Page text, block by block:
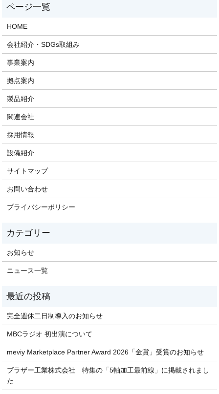
HOME
会社紹介・SDGs取組み
事業案内
拠点案内
製品紹介
関連会社
採用情報
設備紹介
サイトマップ
お問い合わせ
プライバシーポリシー
お知らせ
ニュース一覧
完全週休二日制導入のお知らせ
MBCラジオ 初出演について
meviy Marketplace Partner Award 2026「金賞」受賞のお知らせ
ブラザー工業株式会社 特集の「5軸加工最前線」に掲載されまし
た